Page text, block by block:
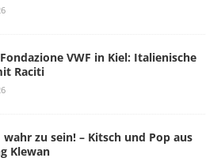
VWF in Kiel: Italienische
Raciti
zu sein! – Kitsch und Pop aus
Klewan